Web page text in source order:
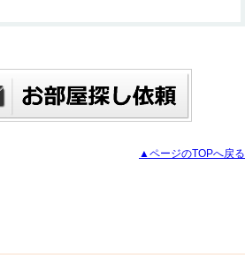
▲ページのTOPへ戻る